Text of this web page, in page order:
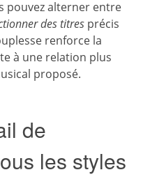
pouvez alterner entre
des titres précis
renforce la
à une relation plus
proposé.
de
les styles